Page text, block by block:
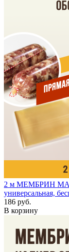
2 м МЕМБРИН
универсальная,
186 руб.
В корзину